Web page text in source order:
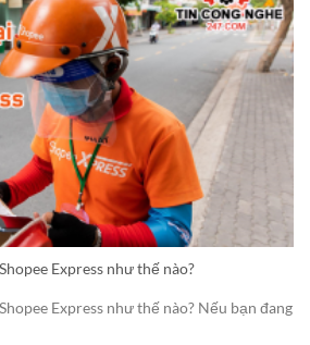
Express như thế nào?
Express như thế nào? Nếu bạn đang